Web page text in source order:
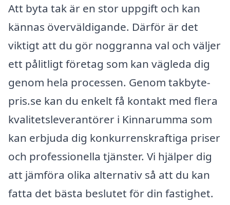
Att byta tak är en stor uppgift och kan
kännas överväldigande. Därför är det
viktigt att du gör noggranna val och väljer
ett pålitligt företag som kan vägleda dig
genom hela processen. Genom takbyte-
pris.se kan du enkelt få kontakt med flera
kvalitetsleverantörer i Kinnarumma som
kan erbjuda dig konkurrenskraftiga priser
och professionella tjänster. Vi hjälper dig
att jämföra olika alternativ så att du kan
fatta det bästa beslutet för din fastighet.